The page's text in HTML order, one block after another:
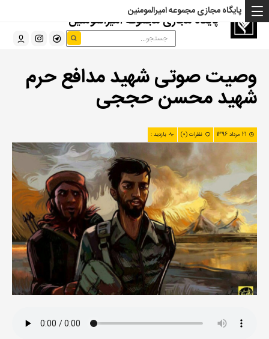
پایگاه مجازی مجموعه امیرالمومنین
پایگاه مجازی مجموعه امیرالمومنین
وصیت صوتی شهید مدافع حرم
شهید محسن حججی
21 مرداد 1396 نظرات (0) بازدید :